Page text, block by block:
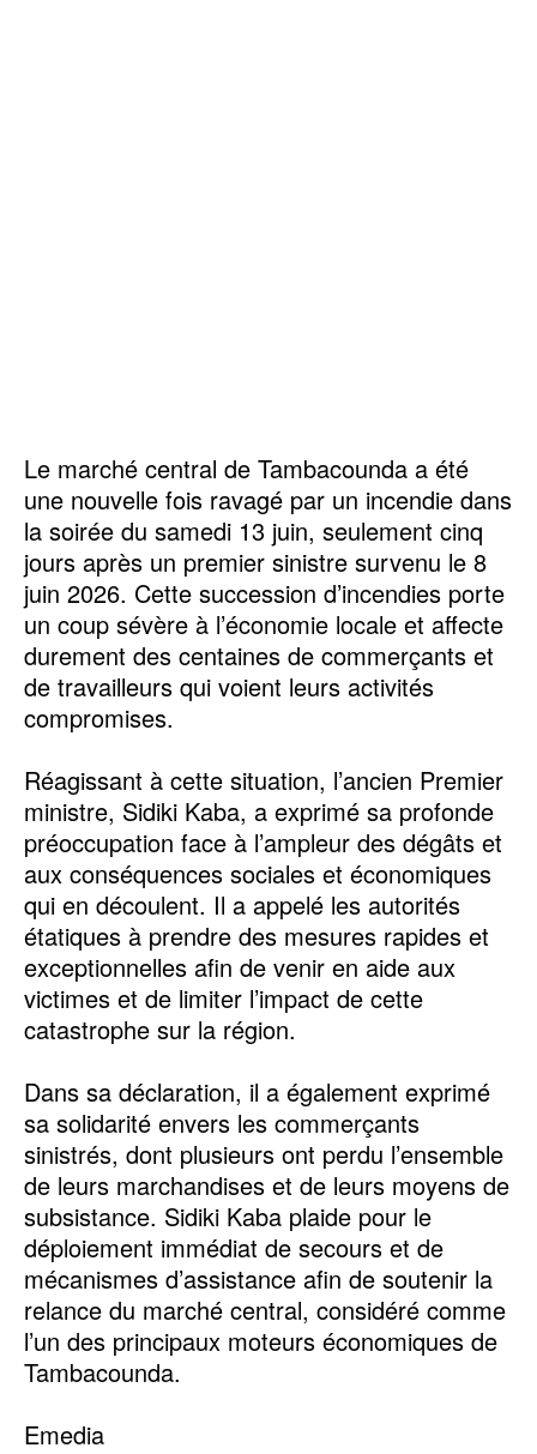
‎‎Le marché central de Tambacounda a été
une nouvelle fois ravagé par un incendie dans
la soirée du samedi 13 juin, seulement cinq
jours après un premier sinistre survenu le 8
juin 2026. Cette succession d’incendies porte
un coup sévère à l’économie locale et affecte
durement des centaines de commerçants et
de travailleurs qui voient leurs activités
compromises.
‎Réagissant à cette situation, l’ancien Premier
ministre, Sidiki Kaba, a exprimé sa profonde
préoccupation face à l’ampleur des dégâts et
aux conséquences sociales et économiques
qui en découlent. Il a appelé les autorités
étatiques à prendre des mesures rapides et
exceptionnelles afin de venir en aide aux
victimes et de limiter l’impact de cette
catastrophe sur la région.
‎Dans sa déclaration, il a également exprimé
sa solidarité envers les commerçants
sinistrés, dont plusieurs ont perdu l’ensemble
de leurs marchandises et de leurs moyens de
subsistance. Sidiki Kaba plaide pour le
déploiement immédiat de secours et de
mécanismes d’assistance afin de soutenir la
relance du marché central, considéré comme
l’un des principaux moteurs économiques de
Tambacounda.
‎Emedia